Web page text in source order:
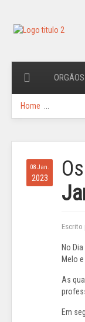
ORGÃOS
Home
08 Jan.
2023
Escrito
No
Melo
As
Em